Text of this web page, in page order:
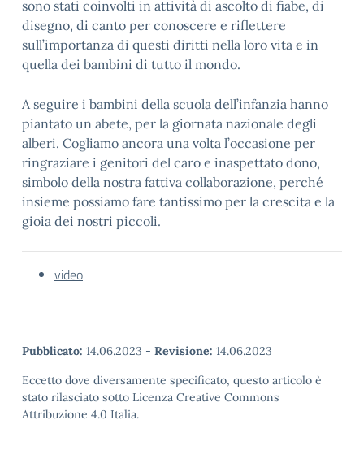
sono stati coinvolti in attività di ascolto di fiabe, di
disegno, di canto per conoscere e riflettere
sull’importanza di questi diritti nella loro vita e in
quella dei bambini di tutto il mondo.
A seguire i bambini della scuola dell’infanzia hanno
piantato un abete, per la giornata nazionale degli
alberi. Cogliamo ancora una volta l’occasione per
ringraziare i genitori del caro e inaspettato dono,
simbolo della nostra fattiva collaborazione, perché
insieme possiamo fare tantissimo per la crescita e la
gioia dei nostri piccoli.
video
Pubblicato: 14.06.2023 - Revisione: 14.06.2023
Eccetto dove diversamente specificato, questo articolo è
stato rilasciato sotto Licenza Creative Commons
Attribuzione 4.0 Italia.